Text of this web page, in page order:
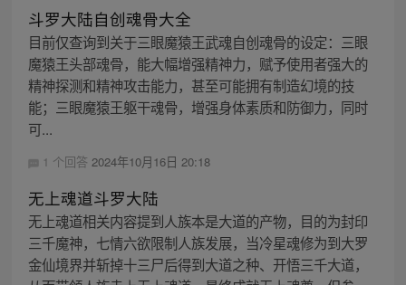
斗罗大陆自创魂骨大全
目前仅查询到关于三眼魔猿王武魂自创魂骨的设定：三眼
魔猿王头部魂骨，能大幅增强精神力，赋予使用者强大的
精神探测和精神攻击能力，甚至可能拥有制造幻境的技
能；三眼魔猿王躯干魂骨，增强身体素质和防御力，同时
可...
1 个回答 2024年10月16日 20:18
无上魂道斗罗大陆
无上魂道相关内容提到人族本是大道的产物，目的为封印
三千魔神，七情六欲限制人族发展，当冷星魂修为到大罗
金仙境界并斩掉十三尸后得到大道之种、开悟三千大道，